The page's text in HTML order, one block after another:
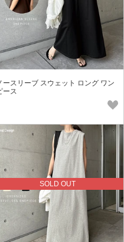
ースリーブ スウェット ロング ワン
ース
SOLD OUT